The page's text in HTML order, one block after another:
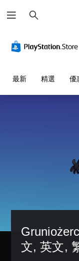
尋
最新 精選 優
文, 英文,